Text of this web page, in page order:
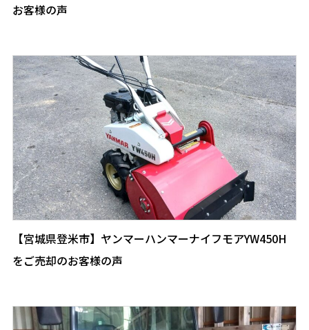
お客様の声
【宮城県登米市】ヤンマーハンマーナイフモアYW450H
をご売却のお客様の声